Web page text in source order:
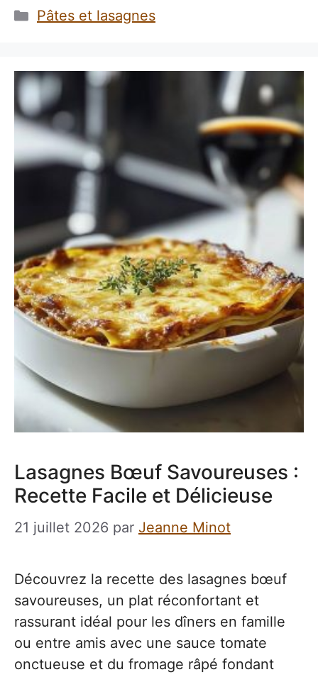
Catégories
Pâtes et lasagnes
Lasagnes Bœuf Savoureuses :
Recette Facile et Délicieuse
21 juillet 2026 par Jeanne Minot
Découvrez la recette des lasagnes bœuf
savoureuses, un plat réconfortant et
rassurant idéal pour les dîners en famille
ou entre amis avec une sauce tomate
onctueuse et du fromage râpé fondant